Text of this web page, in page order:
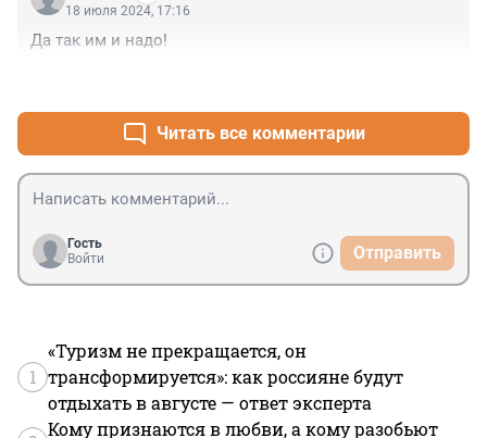
18 июля 2024, 17:16
Да так им и надо!
Читать все комментарии
Гость
Войти
Отправить
1
«Туризм не прекращается, он
трансформируется»: как россияне будут
отдыхать в августе — ответ эксперта
Кому признаются в любви, а кому разобьют